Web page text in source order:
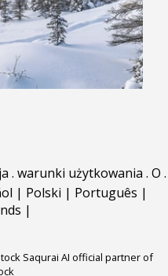
. warunki użytkowania . O .
| Polski | Português |
|
Saqurai AI official partner of